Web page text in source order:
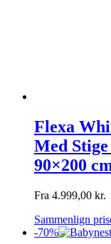
Flexa
Med Stige
90×200
Fra 4.999,00 kr.
Sammenlign
-70%